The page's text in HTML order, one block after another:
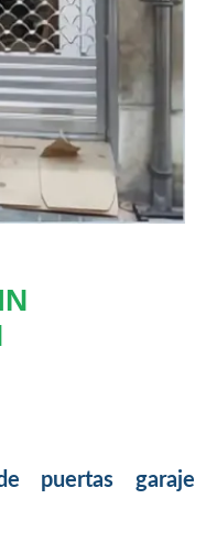
puertas garaje